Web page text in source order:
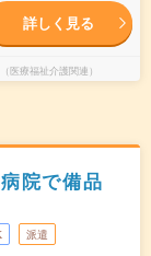
詳しく見る
療福祉介護関連）
院で備品
派遣